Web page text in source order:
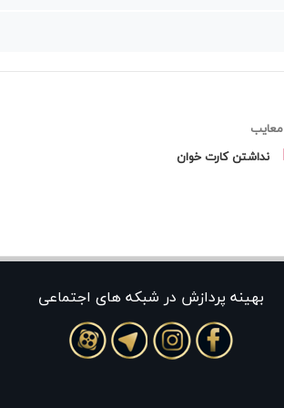
معایب
نداشتن کارت خوان
بهينه پردازش در شبکه های اجتماعی